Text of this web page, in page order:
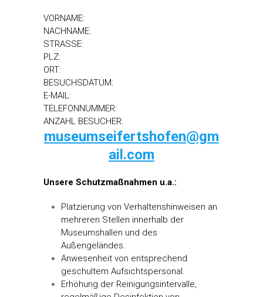
VORNAME:
NACHNAME:
STRASSE:
PLZ:
ORT:
BESUCHSDATUM:
E-MAIL:
TELEFONNUMMER:
ANZAHL BESUCHER:
museumseifertshofen@gm
ail.com
Unsere Schutzmaßnahmen u.a.:
Platzierung von Verhaltenshinweisen an
mehreren Stellen innerhalb der
Museumshallen und des
Außengeländes.
Anwesenheit von entsprechend
geschultem Aufsichtspersonal.
Erhöhung der Reinigungsintervalle,